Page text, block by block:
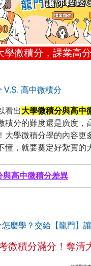
學微積分，課業高
V.S. 高中微積分
看出大學微積分與高中
積分的難度還是廣度，
大學微積分學的內容更
懂，就要奠定好紮實的
與高中微積分差異
麼學？交給【龍門】
微積分滿分！奪清